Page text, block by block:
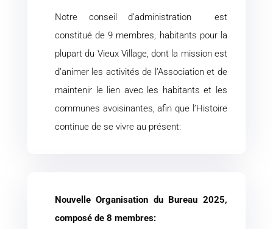
Notre conseil d’administration est
constitué de 9 membres, habitants pour la
plupart du Vieux Village, dont la mission est
d’animer les activités de l’Association et de
maintenir le lien avec les habitants et les
communes avoisinantes, afin que l’Histoire
continue de se vivre au présent:
Nouvelle Organisation du Bureau 2025,
composé de 8 membres: